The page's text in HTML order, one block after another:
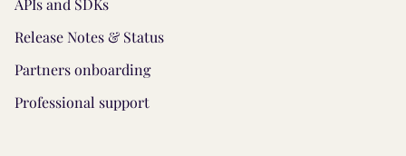
APIs and SDKs
Release Notes & Status
Partners onboarding
Professional support